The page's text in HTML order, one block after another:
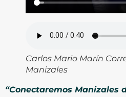
Carlos Mario Marín
Manizales
“Conectaremos Manizales